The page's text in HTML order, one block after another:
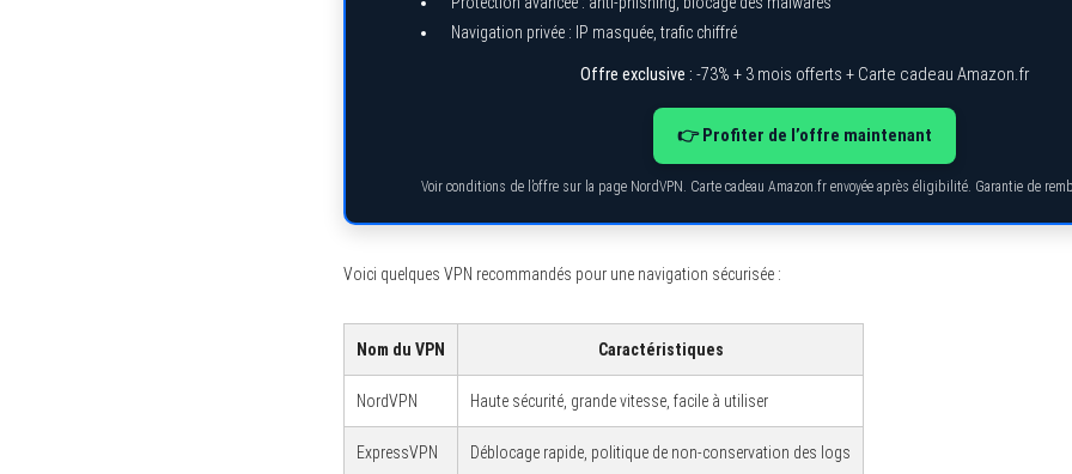
Navigation privée : IP masquée, trafic chiffré
Offre exclusive : -73% + 3 mois offerts + Carte cadeau Amazon.fr
👉 Profiter de l’offre maintenant
Voir conditions de l’offre sur la page NordVPN. Carte cadeau Amazon.fr envoyée après éligibilité. Garantie de
Voici quelques VPN recommandés pour une navigation sécurisée :
Nom du VPN Caractéristiques
NordVPN Haute sécurité, grande vitesse, facile à utiliser
ExpressVPN Déblocage rapide, politique de non-conservation des logs